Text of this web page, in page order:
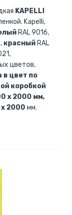
KAPELLI
Kapelli,
RAL 9016,
красный RAL
цветов,
в цвет по
коробкой
x 2000 мм,
2000 мм.